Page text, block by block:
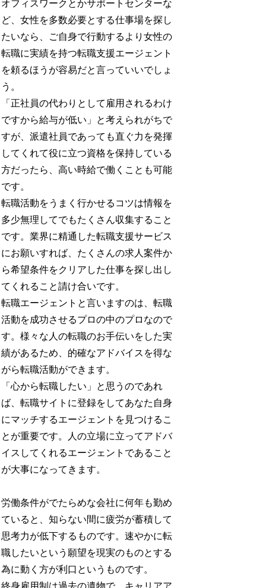
オフィスワークとかサポートセンターな
ど、女性を多数必要とする仕事場を探し
たいなら、ご自身で行動するより女性の
転職に実績を持つ転職支援エージェント
を頼るほうが容易だと言っていいでしょ
う。
「正社員の代わりとして雇用されるわけ
ですから給与が低い」と考えられがちで
すが、派遣社員であっても直ぐ力を発揮
してくれて役に立つ資格を保持している
方だったら、高い時給で働くことも可能
です。
転職活動をうまく行かせるコツは情報を
多少無理してでもたくさん収集すること
です。業界に精通した転職支援サービス
にお願いすれば、たくさんの求人案件か
ら希望条件をクリアした仕事を探し出し
てくれること請け合いです。
転職エージェントと言いますのは、転職
活動を成功させるプロの中のプロなので
す。様々な人の転職のお手伝いをした実
績があるため、的確なアドバイスを得な
がら転職活動ができます。
「心から転職したい」と思うのであれ
ば、転職サイトに登録をしてあなた自身
にマッチするエージェントを見つけるこ
とが重要です。人の立場に立ってアドバ
イスしてくれるエージェントであること
が大事になってきます。
労働条件がでたらめな会社に何年も勤め
ていると、知らない間に疲労が蓄積して
思考力が低下するものです。速やかに転
職したいという願望を現実のものとする
為に動く方が利口というものです。